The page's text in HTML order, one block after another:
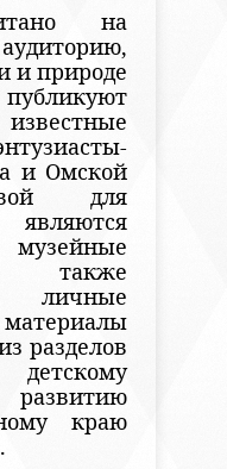
на
и природе
и Омской
для
также
личные
разделов
краю